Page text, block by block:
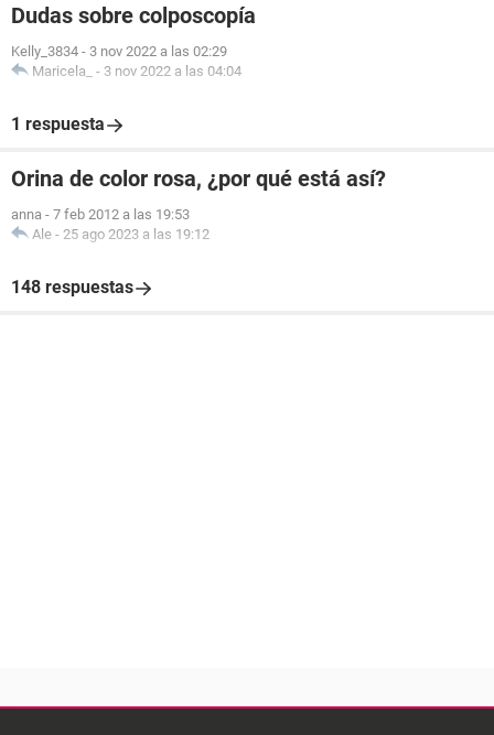
Dudas sobre colposcopía
Kelly_3834 - 3 nov 2022 a las 02:29
Maricela_
- 3 nov 2022 a las 04:04
1 respuesta
Orina de color rosa, ¿por qué está así?
anna - 7 feb 2012 a las 19:53
Ale - 25 ago 2023 a las 19:12
148 respuestas